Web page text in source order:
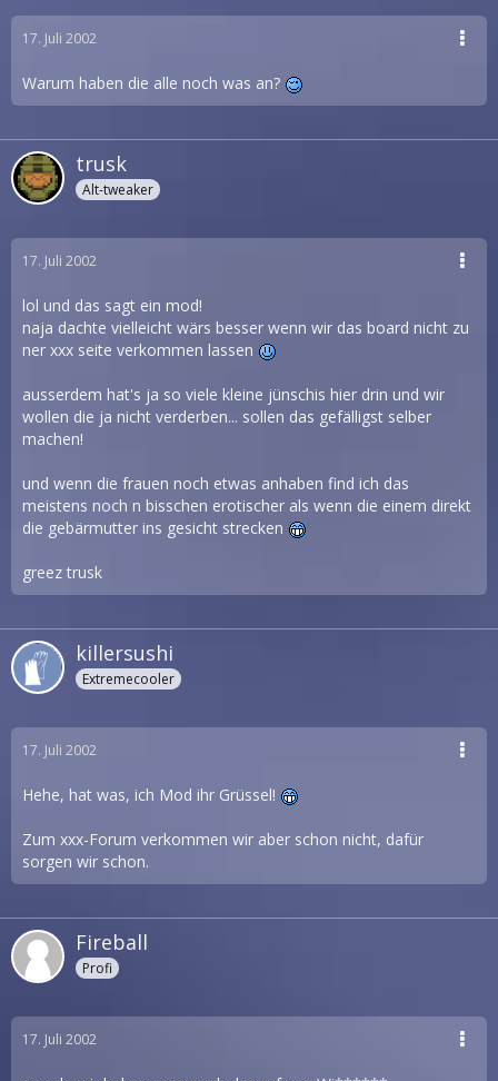
17. Juli 2002
Warum haben die alle noch was an?
trusk
Alt-tweaker
17. Juli 2002
lol und das sagt ein mod!
naja dachte vielleicht wärs besser wenn wir das board nicht zu
ner xxx seite verkommen lassen
ausserdem hat's ja so viele kleine jünschis hier drin und wir
wollen die ja nicht verderben... sollen das gefälligst selber
machen!
und wenn die frauen noch etwas anhaben find ich das
meistens noch n bisschen erotischer als wenn die einem direkt
die gebärmutter ins gesicht strecken
greez trusk
killersushi
Extremecooler
17. Juli 2002
Hehe, hat was, ich Mod ihr Grüssel!
Zum xxx-Forum verkommen wir aber schon nicht, dafür
sorgen wir schon.
Fireball
Profi
17. Juli 2002